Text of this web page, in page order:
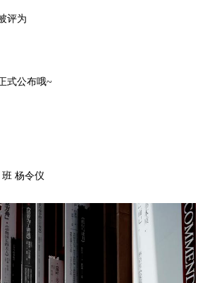
评为
式公布哦~
杨令仪